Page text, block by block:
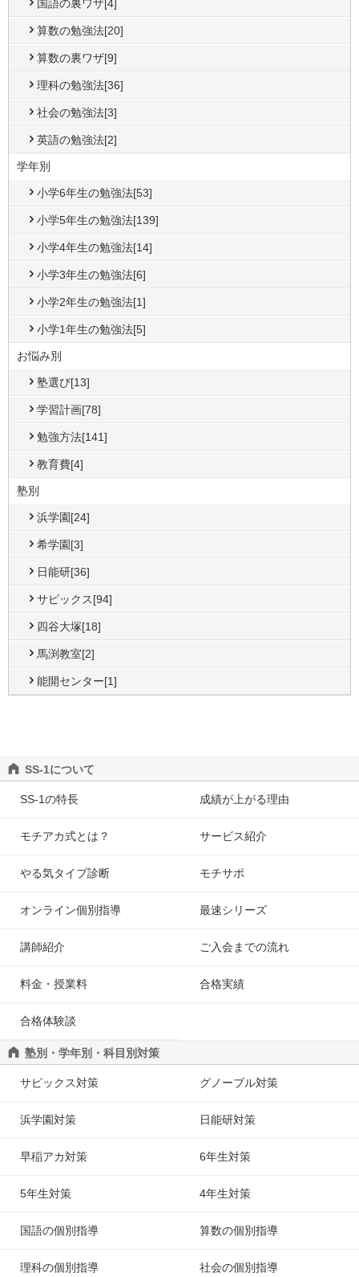
国語の裏ワザ[4]
算数の勉強法[20]
算数の裏ワザ[9]
理科の勉強法[36]
社会の勉強法[3]
英語の勉強法[2]
学年別
小学6年生の勉強法[53]
小学5年生の勉強法[139]
小学4年生の勉強法[14]
小学3年生の勉強法[6]
小学2年生の勉強法[1]
小学1年生の勉強法[5]
お悩み別
塾選び[13]
学習計画[78]
勉強方法[141]
教育費[4]
塾別
浜学園[24]
希学園[3]
日能研[36]
サピックス[94]
四谷大塚[18]
馬渕教室[2]
能開センター[1]
SS-1について
SS-1の特長 成績が上がる理由
モチアカ式とは？ サービス紹介
やる気タイプ診断 モチサポ
オンライン個別指導 最速シリーズ
講師紹介 ご入会までの流れ
料金・授業料 合格実績
合格体験談
塾別・学年別・科目別対策
サピックス対策 グノーブル対策
浜学園対策 日能研対策
早稲アカ対策 6年生対策
5年生対策 4年生対策
国語の個別指導 算数の個別指導
理科の個別指導 社会の個別指導